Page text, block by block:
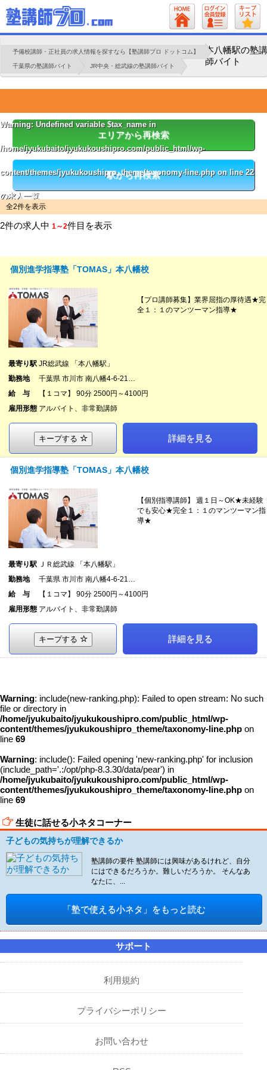
予備校講師・正社員の求人情報を探すなら【塾講師プロ ドットコム】
千葉県の塾講師バイト JR中央・総武線の塾講師バイト
本八幡駅の塾講
師バイト
Warning: Undefined variable $tax_name in
/home/jyukubaito/jyukukoushipro.com/public_html/wp-
content/themes/jyukukoushipro_theme/taxonomy-line.phpon line 22
の求人一覧
エリアから再検索
駅から再検索
全2件を表示
2件の求人中 1～2件目を表示
個別進学指導塾「TOMAS」本八幡校
【プロ講師募集】業界屈指の厚待遇★完
全１：１のマンツーマン指導★
最寄り駅 JR総武線 「本八幡駅」
勤務地
千葉県 市川市 南八幡4-6-21…
給 与
【１コマ】 90分 2500円～4100円
雇用形態 アルバイト、非常勤講師
キープする 詳細を見る
個別進学指導塾「TOMAS」本八幡校
【個別指導講師】 週１日～OK★未経験
でも安心★完全１：１のマンツーマン指
導★
最寄り駅 ＪＲ総武線 「本八幡駅」
勤務地
千葉県 市川市 南八幡4-6-21…
給 与
【１コマ】 90分 2500円～4100円
雇用形態 アルバイト、非常勤講師
キープする 詳細を見る
Warning: include(new-ranking.php): Failed to open stream: No such
file or directory in
/home/jyukubaito/jyukukoushipro.com/public_html/wp-
content/themes/jyukukoushipro_theme/taxonomy-line.php on
line 69
Warning: include(): Failed opening 'new-ranking.php' for inclusion
(include_path='.:/opt/php-8.3.30/data/pear') in
/home/jyukubaito/jyukukoushipro.com/public_html/wp-
content/themes/jyukukoushipro_theme/taxonomy-line.php on
line 69
生徒に話せる小ネタコーナー
子どもの気持ちが理解できるか
塾講師の要件 塾講師には興味があるけれど、自分
にはできるだろうか。難しいだろうか。 そんなあ
なたに、...
「塾で使える小ネタ」をもっと読む
サポート
利用規約
プライバシーポリシー
お問い合わせ